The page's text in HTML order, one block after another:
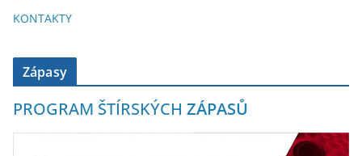
KONTAKTY
Zápasy
PROGRAM ŠTÍRSKÝCH ZÁPASŮ